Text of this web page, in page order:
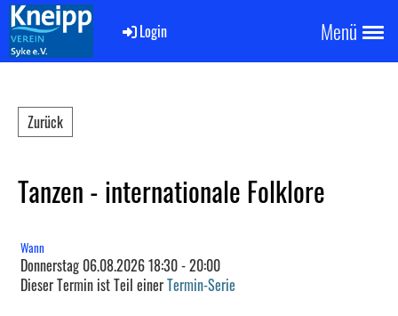
Menü
Login
Zurück
Tanzen - internationale Folklore
Wann
Donnerstag 06.08.2026 18:30 - 20:00
Dieser Termin ist Teil einerTermin-Serie